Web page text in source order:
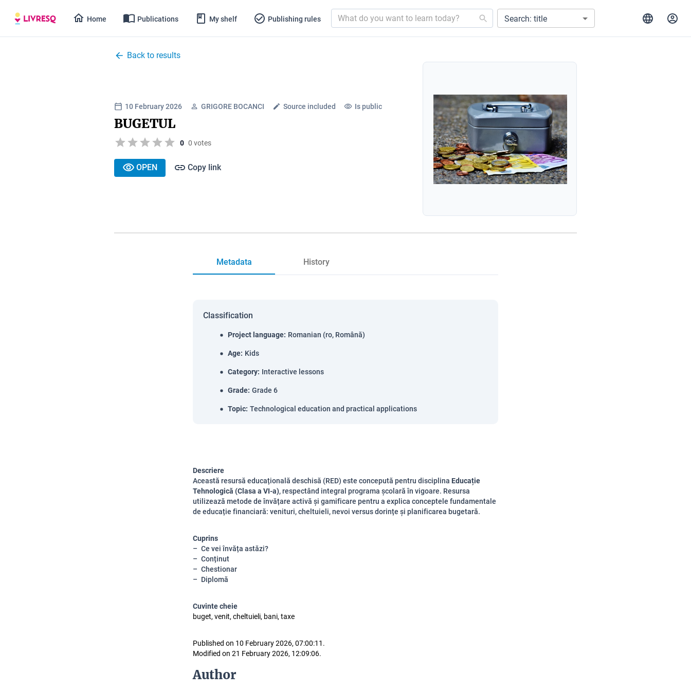
Home Publications My shelf Publishing rules Search: title
Back to results
10 February 2026 GRIGORE BOCANCI Source included Is public
BUGETUL
0 0 votes
OPEN Copy link
Metadata History
Classification
Project language: Romanian (ro, Română)
Age: Kids
Category: Interactive lessons
Grade: Grade 6
Topic: Technological education and practical applications
Descriere
Această resursă educațională deschisă (RED) este concepută pentru disciplina Educație
Tehnologică (Clasa a VI-a), respectând integral programa școlară în vigoare. Resursa
utilizează metode de învățare activă și gamificare pentru a explica conceptele fundamentale
de educație financiară: venituri, cheltuieli, nevoi versus dorințe și planificarea bugetară.
Cuprins
Ce vei învăța astăzi?
Conținut
Chestionar
Diplomă
Cuvinte cheie
buget, venit, cheltuieli, bani, taxe
Published on 10 February 2026, 07:00:11.
Modified on 21 February 2026, 12:09:06.
Author